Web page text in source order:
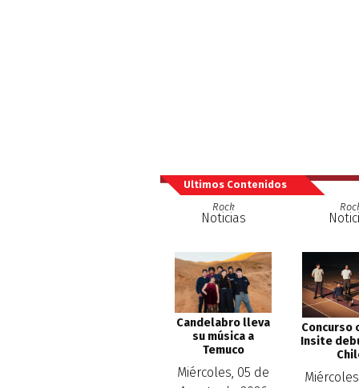
Ultimos Contenidos
Rock
Noticias
Candelabro lleva
su música a
Temuco
Miércoles, 05 de
Concurso
Insite